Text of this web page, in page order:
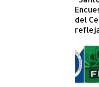
del